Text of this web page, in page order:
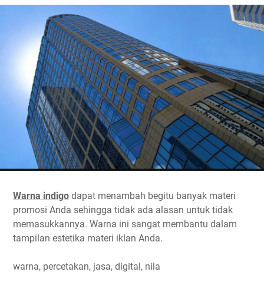
Warna indigo dapat menambah begitu banyak materi
promosi Anda sehingga tidak ada alasan untuk tidak
memasukkannya. Warna ini sangat membantu dalam
tampilan estetika materi iklan Anda.
warna, percetakan, jasa, digital, nila